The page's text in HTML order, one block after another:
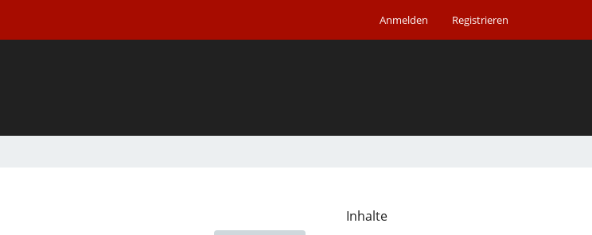
Anmelden Registrieren
Inhalte